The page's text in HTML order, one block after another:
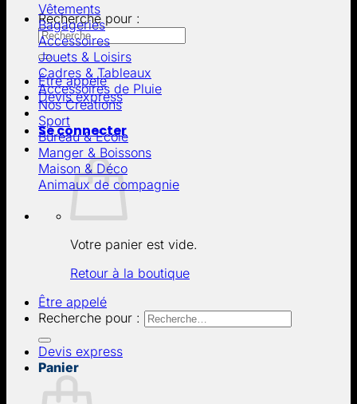
Recherche pour :
Être appelé
Devis express
Se connecter
Votre panier est vide.
Retour à la boutique
Être appelé
Recherche pour :
Devis express
Panier
Vêtements
Bagageries
Accessoires
Jouets & Loisirs
Cadres & Tableaux
Accessoires de Pluie
Nos Créations
Sport
Bureau & École
Manger & Boissons
Maison & Déco
Animaux de compagnie